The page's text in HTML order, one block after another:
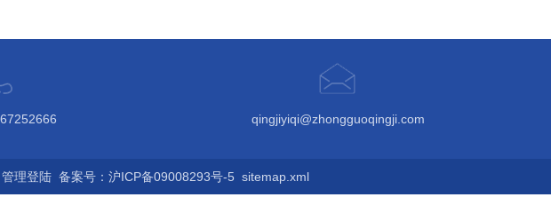
qingjiyiqi@zhongguoqingji.com
管理登陆 备案号：沪ICP备09008293号-5 sitemap.xml